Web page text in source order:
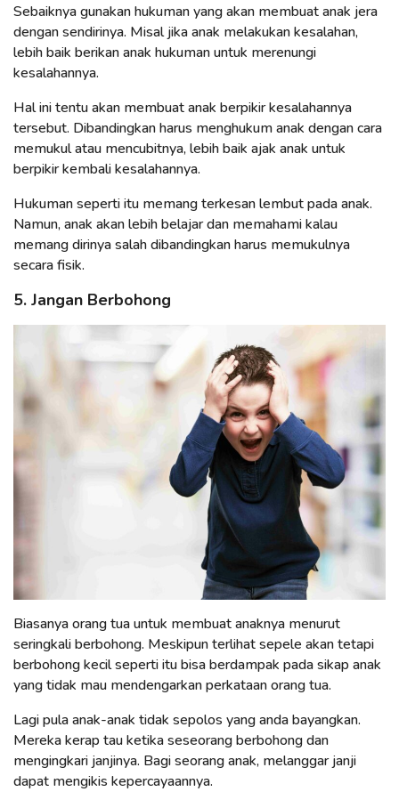
Sebaiknya gunakan hukuman yang akan membuat anak jera
dengan sendirinya. Misal jika anak melakukan kesalahan,
lebih baik berikan anak hukuman untuk merenungi
kesalahannya.
Hal ini tentu akan membuat anak berpikir kesalahannya
tersebut. Dibandingkan harus menghukum anak dengan cara
memukul atau mencubitnya, lebih baik ajak anak untuk
berpikir kembali kesalahannya.
Hukuman seperti itu memang terkesan lembut pada anak.
Namun, anak akan lebih belajar dan memahami kalau
memang dirinya salah dibandingkan harus memukulnya
secara fisik.
5. Jangan Berbohong
Biasanya orang tua untuk membuat anaknya menurut
seringkali berbohong. Meskipun terlihat sepele akan tetapi
berbohong kecil seperti itu bisa berdampak pada sikap anak
yang tidak mau mendengarkan perkataan orang tua.
Lagi pula anak-anak tidak sepolos yang anda bayangkan.
Mereka kerap tau ketika seseorang berbohong dan
mengingkari janjinya. Bagi seorang anak, melanggar janji
dapat mengikis kepercayaannya.